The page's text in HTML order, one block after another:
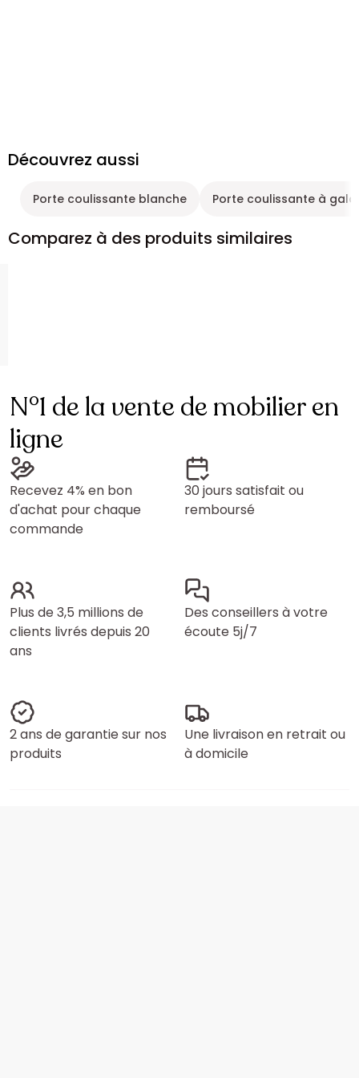
Découvrez aussi
Porte coulissante blanche Porte coulissante à
Comparez à des produits similaires
N°1 de la vente de mobilier en
ligne
Recevez 4% en bon
d'achat pour chaque
commande
30 jours satisfait ou
remboursé
Plus de 3,5 millions de
clients livrés depuis 20
ans
Des conseillers à votre
écoute 5j/7
2 ans de garantie sur nos
produits
Une livraison en retrait ou
à domicile